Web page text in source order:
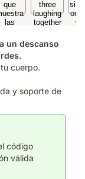
un descanso
cuerpo.
y soporte de
código
válida